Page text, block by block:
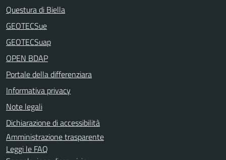
Questura di Biella
GEOTECSue
GEOTECSuap
OPEN BDAP
Portale della differenziara
Informativa privacy
Note legali
Dichiarazione di accessibilità
Amministrazione trasparente
Leggi le FAQ